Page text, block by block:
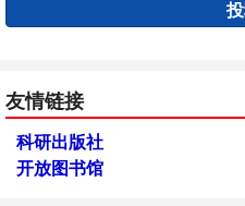
友情链接
科研出版社
开放图书馆